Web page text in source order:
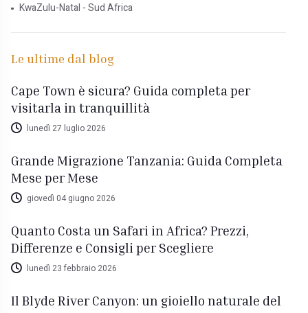
KwaZulu-Natal - Sud Africa
Le ultime dal blog
Cape Town è sicura? Guida completa per
visitarla in tranquillità
lunedì 27 luglio 2026
Grande Migrazione Tanzania: Guida Completa
Mese per Mese
giovedì 04 giugno 2026
Quanto Costa un Safari in Africa? Prezzi,
Differenze e Consigli per Scegliere
lunedì 23 febbraio 2026
Il Blyde River Canyon: un gioiello naturale del